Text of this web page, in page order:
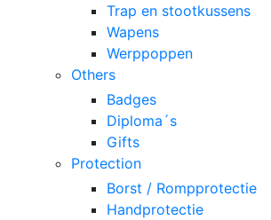
Trap en stootkussens
Wapens
Werppoppen
Others
Badges
Diploma´s
Gifts
Protection
Borst / Rompprotectie
Handprotectie